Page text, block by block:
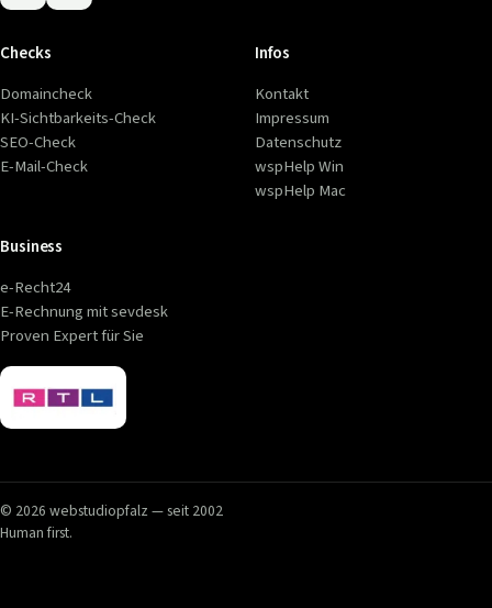
Checks
Domaincheck
KI-Sichtbarkeits-Check
SEO-Check
E-Mail-Check
Infos
Kontakt
Impressum
Datenschutz
wspHelp Win
wspHelp Mac
Business
e-Recht24
E-Rechnung mit sevdesk
Proven Expert für Sie
© 2026 webstudiopfalz — seit 2002
Human first.